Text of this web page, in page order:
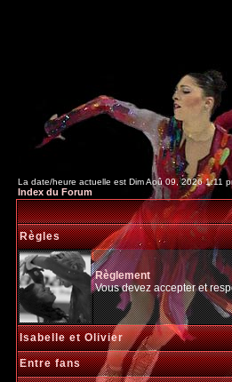
La date/heure actuelle est Dim Aoû 09, 2026 1:11
Index du Forum
Règles
Règlement
Vous devez accepter et
Isabelle et Olivier
Entre fans